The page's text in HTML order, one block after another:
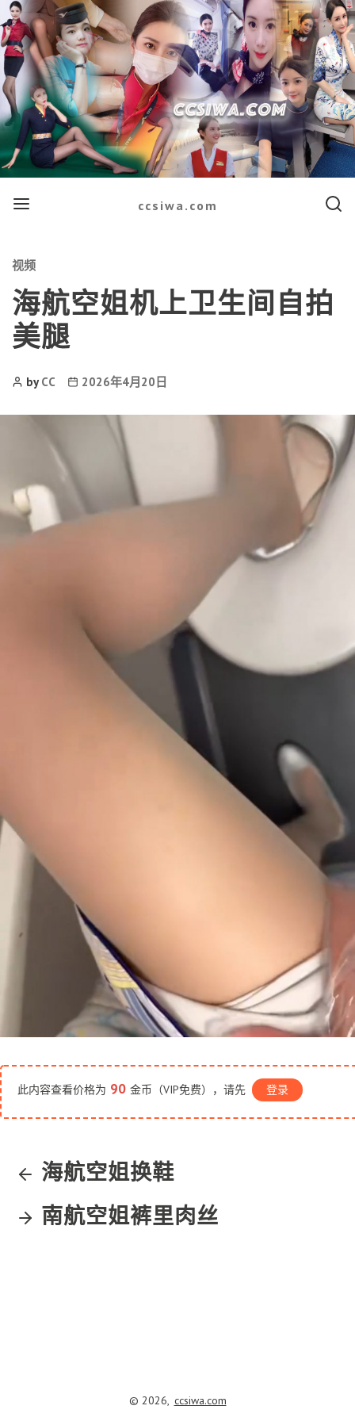
Menu ccsiwa.com Search
Categories
视频
海航空姐机上卫生间自拍
美腿
PostbyCC
Post2026年4月20日
此内容查看价格为 90 金币（VIP免费），请先 登录
海航空姐换鞋
南航空姐裤里肉丝
© 2026, ccsiwa.com